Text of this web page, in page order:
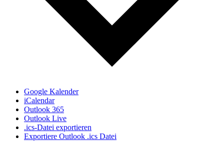
Google Kalender
iCalendar
Outlook 365
Outlook Live
.ics-Datei exportieren
Exportiere Outlook .ics Datei